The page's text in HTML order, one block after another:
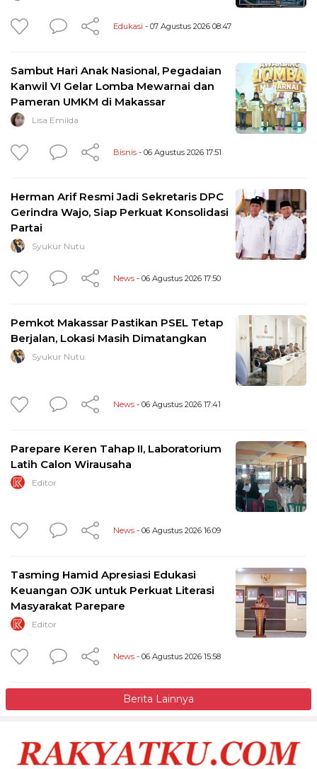
Edukasi - 07 Agustus 2026 08:47
Sambut Hari Anak Nasional, Pegadaian
Kanwil VI Gelar Lomba Mewarnai dan
Pameran UMKM di Makassar
Lisa Emilda
Bisnis - 06 Agustus 2026 17:51
Herman Arif Resmi Jadi Sekretaris DPC
Gerindra Wajo, Siap Perkuat Konsolidasi
Partai
Syukur Nutu
News - 06 Agustus 2026 17:50
Pemkot Makassar Pastikan PSEL Tetap
Berjalan, Lokasi Masih Dimatangkan
Syukur Nutu
News - 06 Agustus 2026 17:41
Parepare Keren Tahap II, Laboratorium
Latih Calon Wirausaha
Editor
News - 06 Agustus 2026 16:09
Tasming Hamid Apresiasi Edukasi
Keuangan OJK untuk Perkuat Literasi
Masyarakat Parepare
Editor
News - 06 Agustus 2026 15:58
Berita Lainnya